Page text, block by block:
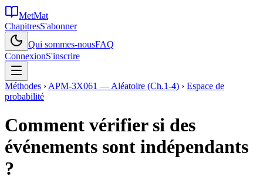
MetMat
ChapitresS'abonner
Qui sommes-nousFAQ
ConnexionS'inscrire
Méthodes › APM-3X061 — Aléatoire (Ch.1-4) › Espace de
probabilité
Comment vérifier si des
événements sont indépendants
?